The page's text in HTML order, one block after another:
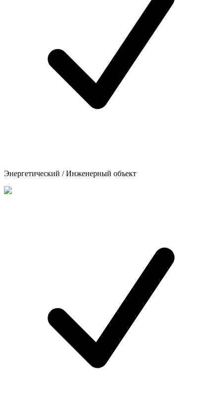
Энергетический / Инженерный объект